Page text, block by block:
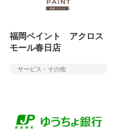
福岡ペイント アクロス
モール春日店
サービス・その他